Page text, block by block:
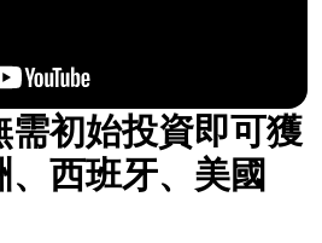
初始投資即可獲
西班牙、美國